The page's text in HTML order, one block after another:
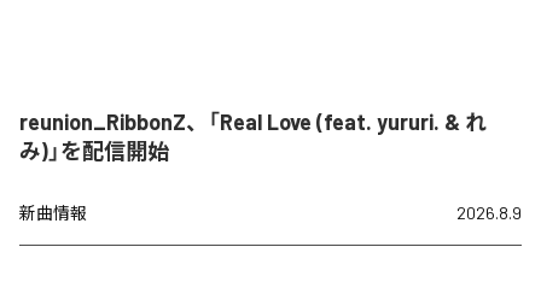
reunion_RibbonZ、「Real Love (feat. yururi. & れ
み)」を配信開始
新曲情報 2026.8.9